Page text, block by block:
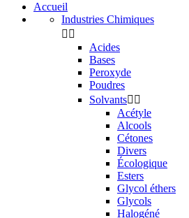
Accueil
Industries Chimiques
 
Acides
Bases
Peroxyde
Poudres
Solvants 
Acétyle
Alcools
Cétones
Divers
Écologique
Esters
Glycol éthers
Glycols
Halogéné